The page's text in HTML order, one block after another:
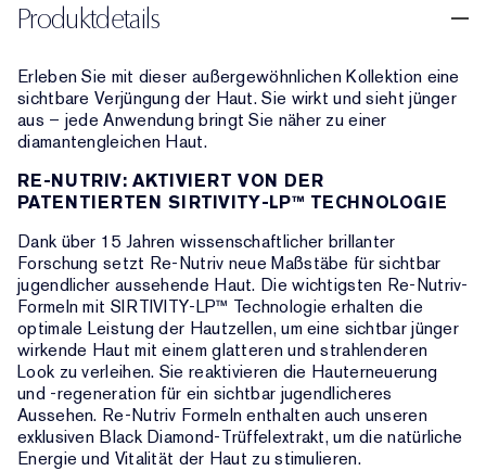
Produktdetails
Erleben Sie mit dieser außergewöhnlichen Kollektion eine
sichtbare Verjüngung der Haut. Sie wirkt und sieht jünger
aus – jede Anwendung bringt Sie näher zu einer
diamantengleichen Haut.
RE-NUTRIV: AKTIVIERT VON DER
PATENTIERTEN SIRTIVITY-LP™ TECHNOLOGIE
Dank über 15 Jahren wissenschaftlicher brillanter
Forschung setzt Re-Nutriv neue Maßstäbe für sichtbar
jugendlicher aussehende Haut. Die wichtigsten Re-Nutriv-
Formeln mit SIRTIVITY-LP™ Technologie erhalten die
optimale Leistung der Hautzellen, um eine sichtbar jünger
wirkende Haut mit einem glatteren und strahlenderen
Look zu verleihen. Sie reaktivieren die Hauterneuerung
und -regeneration für ein sichtbar jugendlicheres
Aussehen. Re-Nutriv Formeln enthalten auch unseren
exklusiven Black Diamond-Trüffelextrakt, um die natürliche
Energie und Vitalität der Haut zu stimulieren.